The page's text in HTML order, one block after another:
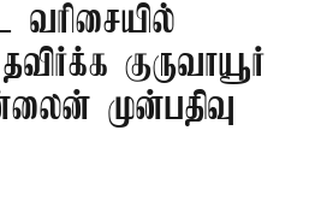
குருவாயூர்
முன்பதிவு